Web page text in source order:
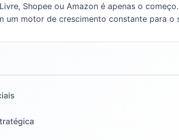
Shopee ou Amazon é apenas o
um motor de crescimento constante para o